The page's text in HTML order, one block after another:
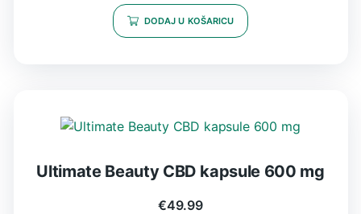
DODAJ U KOŠARICU
Ultimate Beauty CBD kapsule 600 mg
€49.99